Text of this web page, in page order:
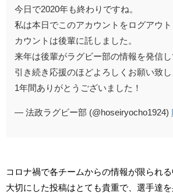
今日で2020年も終わりですね。
私は本日でこのアカウントをログアウ
カウントは後輩に託しました。
来年は後輩がラグビー部の情報を発信し
引き続き応援のほどよろしくお願い致し
1年間ありがとうございました！
— 法政ラグビー部 (@hoseiryocho1924)
コロナ禍で各チームからの情報が限られる
大切にした投稿はとても貴重で、選手達